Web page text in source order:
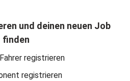
und deinen neuen Job
finden
registrieren
registrieren